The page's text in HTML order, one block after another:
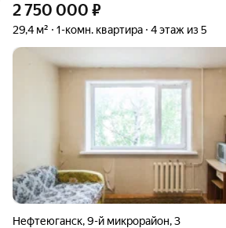
2 750 000 ₽
29,4 м² 1-комн. квартира 4 этаж из 5
Нефтеюганск,9-й микрорайон,3